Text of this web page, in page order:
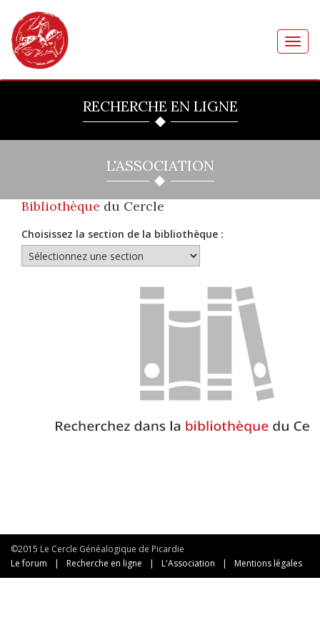
RECHERCHE EN LIGNE
L'ASSOCIATION
Bibliothèque du Cercle
Choisissez la section de la bibliothèque :
©2015 Le Cercle Généalogique de Picardie
Le forum
| Recherche en ligne | L'Association | Mentions légales